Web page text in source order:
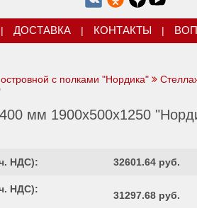
| ДОСТАВКА | КОНТАКТЫ |
с полками "Нордика"
мм 1900х500х1250
НДС): 32601.64 руб.
НДС):
31297.68 руб.